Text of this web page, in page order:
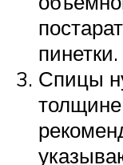
пинетки.
Спицы